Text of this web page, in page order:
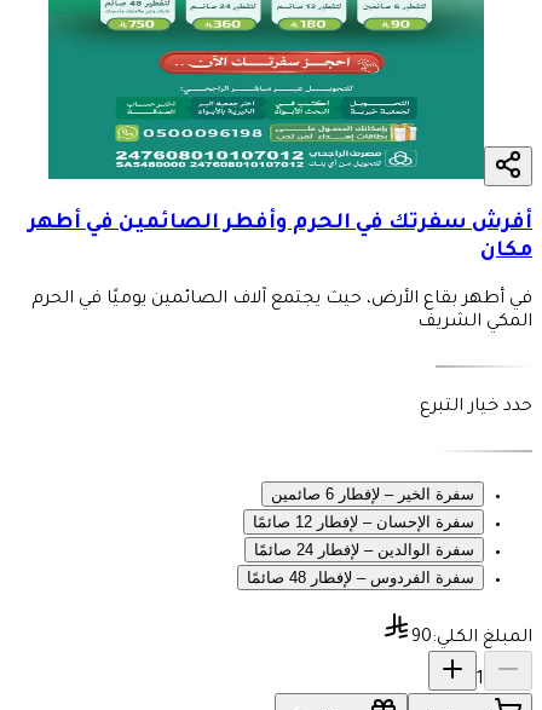
أفرش سفرتك في الحرم وأفطر الصائمين في أطهر
مكان
في أطهر بقاع الأرض، حيث يجتمع آلاف الصائمين يوميًا في الحرم
المكي الشريف
حدد خيار التبرع
سفرة الخير – لإفطار 6 صائمين
سفرة الإحسان – لإفطار 12 صائمًا
سفرة الوالدين – لإفطار 24 صائمًا
سفرة الفردوس – لإفطار 48 صائمًا
المبلغ الكلي:90
1